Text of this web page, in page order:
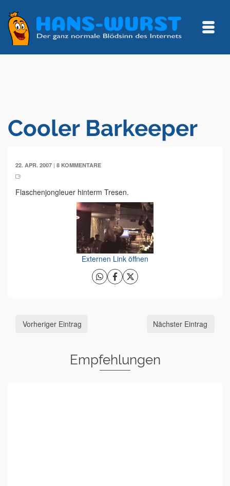
Cooler Barkeeper
22. APR. 2007 | 8 KOMMENTARE
Flaschenjongleuer hinterm Tresen.
Externen Link öffnen
Vorheriger Eintrag Nächster Eintrag
Empfehlungen